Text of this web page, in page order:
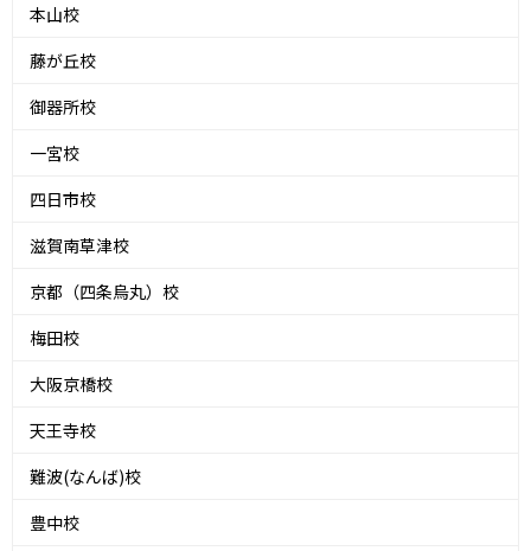
本山校
藤が丘校
御器所校
一宮校
四日市校
滋賀南草津校
京都（四条烏丸）校
梅田校
大阪京橋校
天王寺校
難波(なんば)校
豊中校